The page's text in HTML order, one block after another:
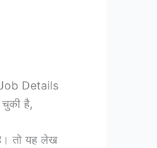
Job Details
चुकी है,
तो यह लेख